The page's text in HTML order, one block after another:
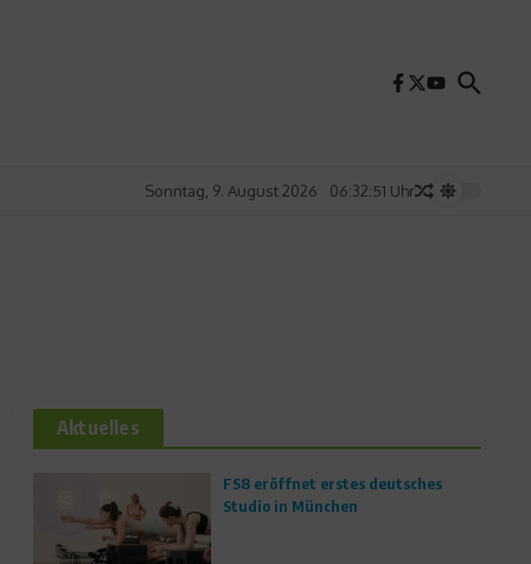
Sonntag, 9. August 2026 06:32:52 Uhr
Aktuelles
FS8 eröffnet erstes deutsches
Studio in München